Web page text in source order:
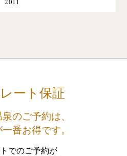
ート保証
のご予約は、
番お得です。
でのご予約が